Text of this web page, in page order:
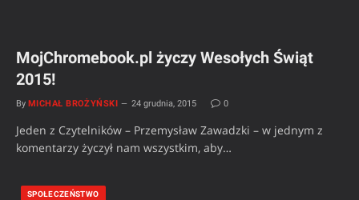
MojChromebook.pl życzy Wesołych Świąt
2015!
By MICHAŁ BROŻYŃSKI 24 grudnia, 2015 0
Jeden z Czytelników – Przemysław Zawadzki – w jednym z
komentarzy życzył nam wszystkim, aby…
SPOŁECZEŃSTWO